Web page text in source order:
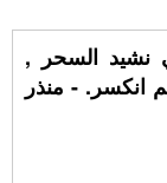
نشيد السحر ,
انكسر. - منذر